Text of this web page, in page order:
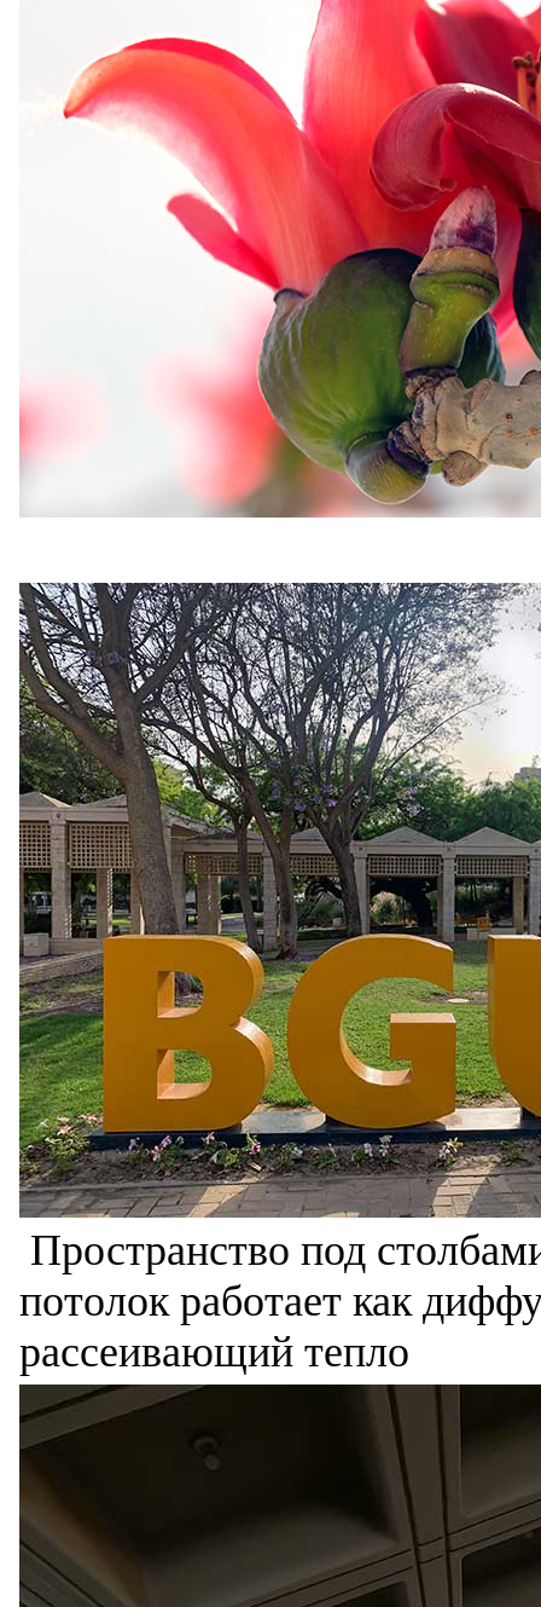
Пространство под
потолок работает как
рассеивающий тепло